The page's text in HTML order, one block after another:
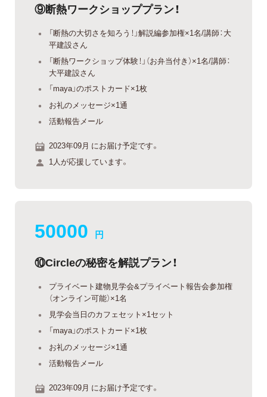
⑨断熱ワークショッププラン！
「断熱の大切さを知ろう！」解説編参加権×1名/講師：大
平建設さん
「断熱ワークショップ体験！」（お弁当付き）×1名/講師：
大平建設さん
「maya」のポストカード×1枚
お礼のメッセージ×1通
活動報告メール
2023年09月 にお届け予定です。
1人が応援しています。
50000 円
⑩Circleの秘密を解説プラン！
プライベート建物見学会&プライベート報告会参加権
（オンライン可能）×1名
見学会当日のカフェセット×1セット
「maya」のポストカード×1枚
お礼のメッセージ×1通
活動報告メール
2023年09月 にお届け予定です。